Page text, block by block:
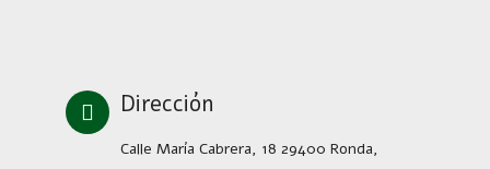
Dirección
Calle María Cabrera, 18 29400 Ronda,